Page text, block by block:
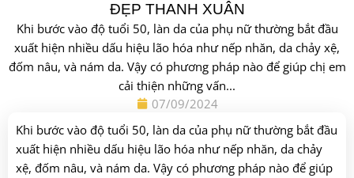
ĐẸP THANH XUÂN
Khi bước vào độ tuổi 50, làn da của phụ nữ thường bắt đầu
xuất hiện nhiều dấu hiệu lão hóa như nếp nhăn, da chảy xệ,
đốm nâu, và nám da. Vậy có phương pháp nào để giúp chị em
cải thiện những vấn...
07/09/2024
Khi bước vào độ tuổi 50, làn da của phụ nữ thường bắt đầu
xuất hiện nhiều dấu hiệu lão hóa như nếp nhăn, da chảy
xệ, đốm nâu, và nám da. Vậy có phương pháp nào để giúp